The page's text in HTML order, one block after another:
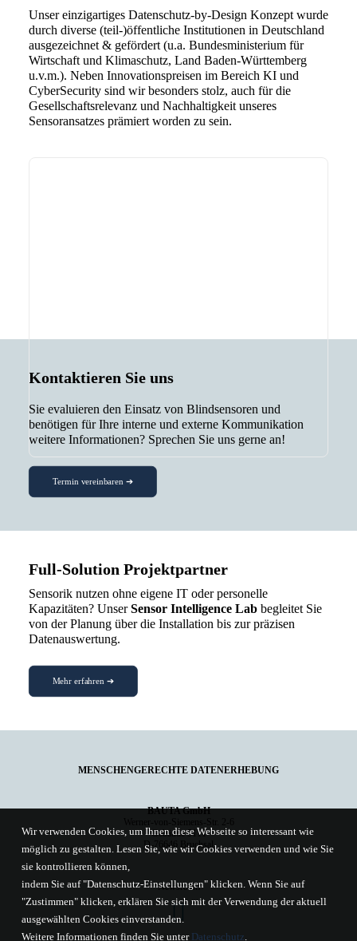
Unser einzigartiges Datenschutz-by-Design Konzept wurde
durch diverse (teil-)öffentliche Institutionen in Deutschland
ausgezeichnet & gefördert (u.a. Bundesministerium für
Wirtschaft und Klimaschutz, Land Baden-Württemberg
u.v.m.). Neben Innovationspreisen im Bereich KI und
CyberSecurity sind wir besonders stolz, auch für die
Gesellschaftsrelevanz und Nachhaltigkeit unseres
Sensoransatzes prämiert worden zu sein.
Kontaktieren Sie uns
Sie evaluieren den Einsatz von Blindsensoren und
benötigen für Ihre interne und externe Kommunikation
weitere Informationen? Sprechen Sie uns gerne an!
Termin vereinbaren ➔
Full-Solution Projektpartner
Sensorik nutzen ohne eigene IT oder personelle
Kapazitäten? UnserSensor Intelligence Lab begleitet Sie
von der Planung über die Installation bis zur präzisen
Datenauswertung.
Mehr erfahren ➔
MENSCHENGERECHTE DATENERHEBUNG
BAUTA GmbH
Gebäude 5111
D-76646 Bruchsal
Newsroom
Wir verwenden Cookies, um Ihnen diese Webseite so interessant wie
möglich zu gestalten. Lesen Sie, wie wir Cookies verwenden und wie Sie
sie kontrollieren können,
indem Sie auf "Datenschutz-Einstellungen" klicken. Wenn Sie auf
"Zustimmen" klicken, erklären Sie sich mit der Verwendung der aktuell
ausgewählten Cookies einverstanden.
Weitere Informationen finden Sie unter Datenschutz.